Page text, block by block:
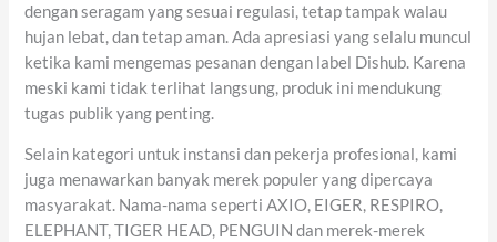
dengan seragam yang sesuai regulasi, tetap tampak walau
hujan lebat, dan tetap aman. Ada apresiasi yang selalu muncul
ketika kami mengemas pesanan dengan label Dishub. Karena
meski kami tidak terlihat langsung, produk ini mendukung
tugas publik yang penting.
Selain kategori untuk instansi dan pekerja profesional, kami
juga menawarkan banyak merek populer yang dipercaya
masyarakat. Nama-nama seperti AXIO, EIGER, RESPIRO,
ELEPHANT, TIGER HEAD, PENGUIN dan merek-merek